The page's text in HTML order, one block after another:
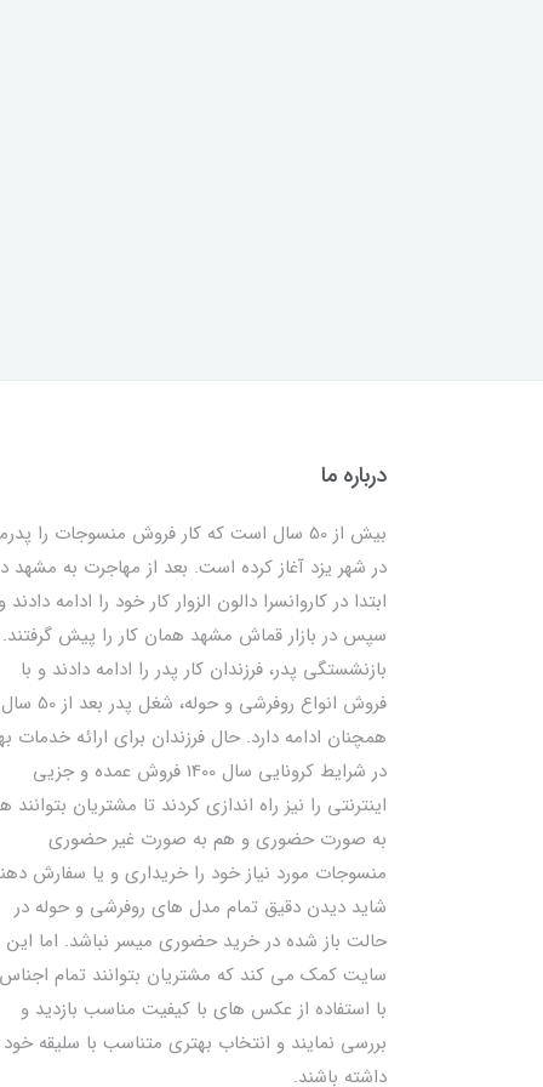
درباره ما
بیش از 50 سال است که کار فروش منسوجات را
در شهر یزد آغاز کرده است. بعد از مهاجرت به مشهد
ابتدا در کاروانسرا دالون الزوار کار خود را ادامه دادند و
سپس در بازار قماش مشهد همان کار را پیش گرفتند.
بازنشستگی پدر، فرزندان کار پدر را ادامه دادند و با
فروش انواع روفرشی و حوله، شغل پدر بعد از 50 سال
همچنان ادامه دارد. حال فرزندان برای ارائه خدمات
در شرایط کرونایی سال 1400 فروش عمده و جزیی
اینترنتی را نیز راه اندازی کردند تا مشتریان بتوانند
به صورت حضوری و هم به صورت غیر حضوری
منسوجات مورد نیاز خود را خریداری و یا سفارش
شاید دیدن دقیق تمام مدل های روفرشی و حوله در
حالت باز شده در خرید حضوری میسر نباشد. اما این
سایت کمک می کند که مشتریان بتوانند تمام اجناس
با استفاده از عکس های با کیفیت مناسب بازدید و
بررسی نمایند و انتخاب بهتری متناسب با سلیقه خود
داشته باشند.